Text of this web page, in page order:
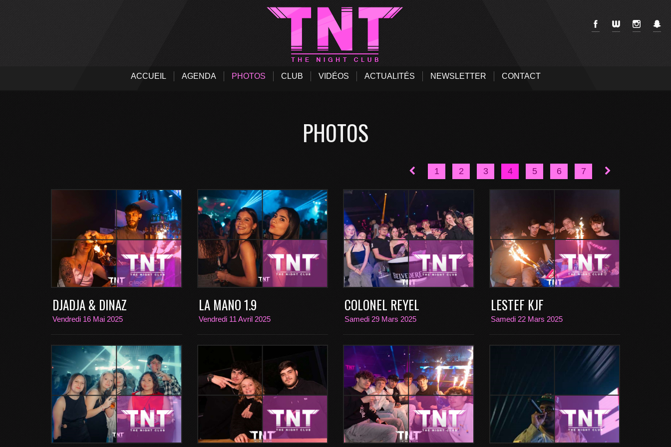
ACCUEIL AGENDA PHOTOS CLUB VIDÉOS ACTUALITÉS NEWSLETTER CONTACT
PHOTOS
1 2 3 4 5 6 7
DJADJA & DINAZ
Vendredi 16 Mai 2025
LA MANO 1.9
Vendredi 11 Avril 2025
COLONEL REYEL
Samedi 29 Mars 2025
LESTEF KJF
Samedi 22 Mars 2025